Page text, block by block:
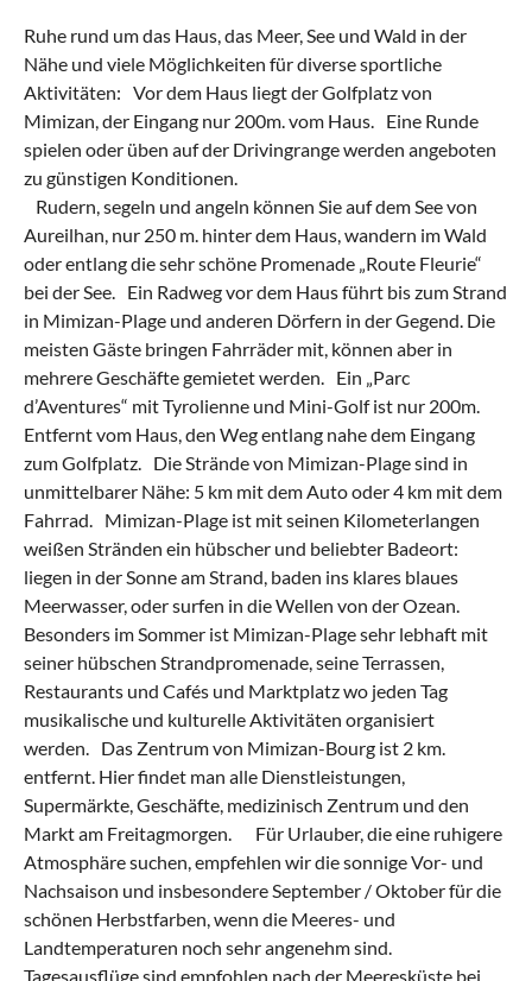
Ruhe rund um das Haus, das Meer, See und Wald in der
Nähe und viele Möglichkeiten für diverse sportliche
Aktivitäten: Vor dem Haus liegt der Golfplatz von
Mimizan, der Eingang nur 200m. vom Haus. Eine Runde
spielen oder üben auf der Drivingrange werden angeboten
zu günstigen Konditionen.
Rudern, segeln und angeln können Sie auf dem See von
Aureilhan, nur 250 m. hinter dem Haus, wandern im Wald
oder entlang die sehr schöne Promenade „Route Fleurie“
bei der See. Ein Radweg vor dem Haus führt bis zum Strand
in Mimizan-Plage und anderen Dörfern in der Gegend. Die
meisten Gäste bringen Fahrräder mit, können aber in
mehrere Geschäfte gemietet werden. Ein „Parc
d’Aventures“ mit Tyrolienne und Mini-Golf ist nur 200m.
Entfernt vom Haus, den Weg entlang nahe dem Eingang
zum Golfplatz. Die Strände von Mimizan-Plage sind in
unmittelbarer Nähe: 5 km mit dem Auto oder 4 km mit dem
Fahrrad. Mimizan-Plage ist mit seinen Kilometerlangen
weißen Stränden ein hübscher und beliebter Badeort:
liegen in der Sonne am Strand, baden ins klares blaues
Meerwasser, oder surfen in die Wellen von der Ozean.
Besonders im Sommer ist Mimizan-Plage sehr lebhaft mit
seiner hübschen Strandpromenade, seine Terrassen,
Restaurants und Cafés und Marktplatz wo jeden Tag
musikalische und kulturelle Aktivitäten organisiert
werden. Das Zentrum von Mimizan-Bourg ist 2 km.
entfernt. Hier findet man alle Dienstleistungen,
Supermärkte, Geschäfte, medizinisch Zentrum und den
Markt am Freitagmorgen. Für Urlauber, die eine ruhigere
Atmosphäre suchen, empfehlen wir die sonnige Vor- und
Nachsaison und insbesondere September / Oktober für die
schönen Herbstfarben, wenn die Meeres- und
Landtemperaturen noch sehr angenehm sind.
Tagesausflüge sind empfohlen nach der Meeresküste bei